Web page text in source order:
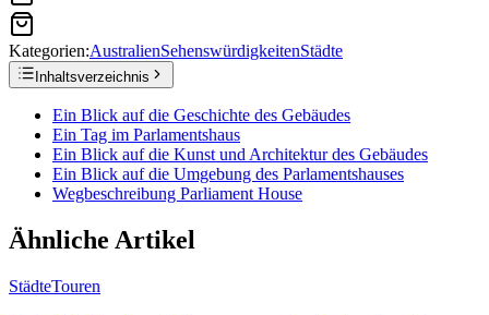
Kategorien:AustralienSehenswürdigkeitenStädte
Inhaltsverzeichnis
Ein Blick auf die Geschichte des Gebäudes
Ein Tag im Parlamentshaus
Ein Blick auf die Kunst und Architektur des Gebäudes
Ein Blick auf die Umgebung des Parlamentshauses
Wegbeschreibung Parliament House
Ähnliche Artikel
StädteTouren